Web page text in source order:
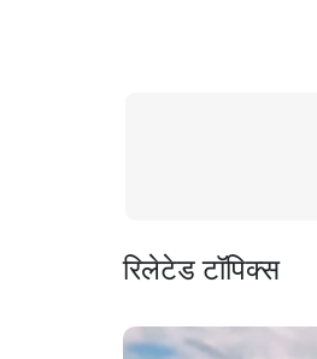
रिलेटेड टॉपिक्स